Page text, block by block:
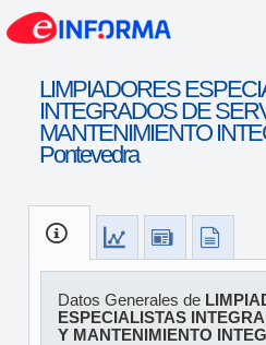
LIMPIADORES
INTEGRADOS DE
MANTENIMIENTO
Pontevedra
Datos Generales de
ESPECIALISTAS
Y MANTENIMIENTO